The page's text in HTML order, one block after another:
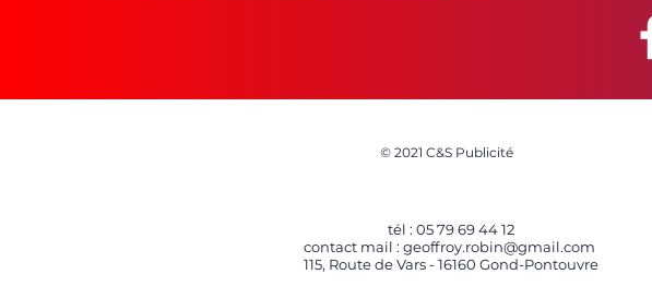
© 2021 C&S Publicité
tél : 05 79 69 44 12
contact mail : geoffroy.robin@gmail.com
115, Route de Vars - 16160 Gond-Pontouvre